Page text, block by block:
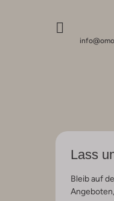
Lass
Bleib auf